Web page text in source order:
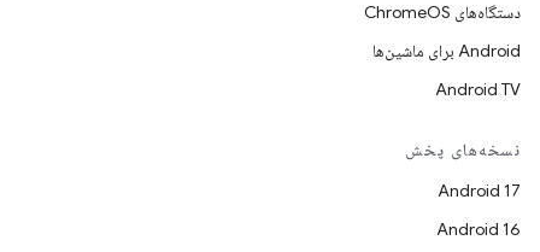
دستگاه‌های ChromeOS
Android برای ماشین‌ها
Android TV
نسخه‌های پخش
Android 17
Android 16